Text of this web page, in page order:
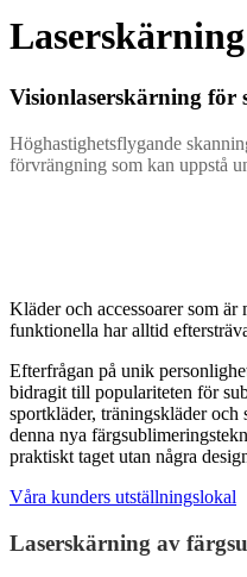
Visionlaserskärning för
Höghastighetsflygande
förvrängning som kan uppstå
Kläder och accessoarer som
funktionella har alltid
Efterfrågan på unik
bidragit till populariteten för
sportkläder, träningskläder
denna nya
praktiskt taget utan några
Våra kunders utställningslokal
Laserskärning av